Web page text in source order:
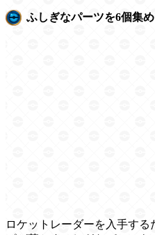
ふしぎなパーツを6個集
ロケットレーダーを入手す